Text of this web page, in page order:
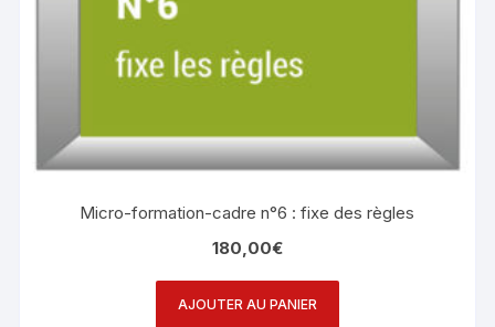
Micro-formation-cadre n°6 : fixe des règles
180,00€
AJOUTER AU PANIER